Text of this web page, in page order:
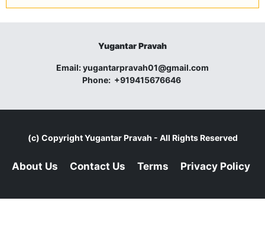
Yugantar Pravah
Email:yugantarpravah01@gmail.com
Phone: +919415676646
(c) CopyrightYugantar Pravah - All Rights Reserved
About Us Contact Us Terms Privacy Policy